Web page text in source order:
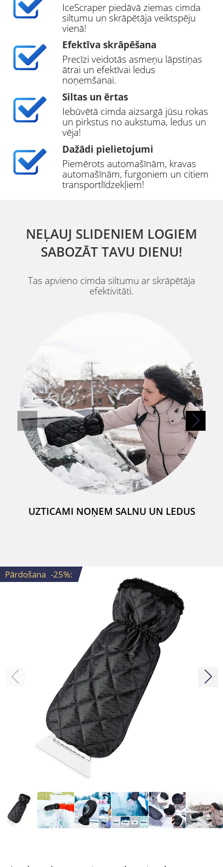
IceScraper piedāvā ziemas cimda
siltumu un skrāpētāja veiktspēju
vienā!
Efektīva skrāpēšana
Precīzi veidotās asmeņu lāpstiņas
ātrai un efektīvai ledus
noņemšanai.
Siltas un ērtas
Iebūvētā cimda aizsargā jūsu rokas
un pirkstus no aukstuma, ledus un
vēja!
Dažādi pielietojumi
Piemērots automašīnām, kravas
automašīnām, furgoniem un citiem
transportlīdzekļiem!
NEĻAUJ SLIDENIEM LOGIEM
SABOZĀT TAVU DIENU!
Tas apvieno cimda siltumu ar skrāpētāja
efektivitāti.
UZTICAMI NOŅEM SALNU UN LEDUS
Pārdošana -25%: